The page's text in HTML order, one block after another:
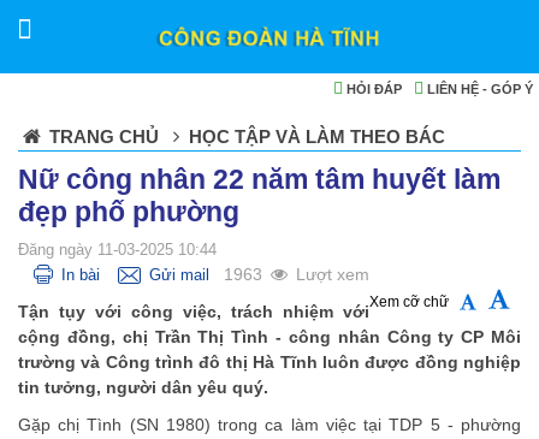
LIÊN HỆ - GÓP Ý
HỎI ĐÁP
TRANG CHỦ HỌC TẬP VÀ LÀM THEO BÁC
Nữ công nhân 22 năm tâm huyết làm
đẹp phố phường
Đăng ngày 11-03-2025 10:44
In bài
Gửi mail 1963 Lượt xem
Xem cỡ chữ
Tận tụy với công việc, trách nhiệm với
cộng đồng, chị Trần Thị Tình - công nhân Công ty CP Môi
trường và Công trình đô thị Hà Tĩnh luôn được đồng nghiệp
tin tưởng, người dân yêu quý.
Gặp chị Tình (SN 1980) trong ca làm việc tại TDP 5 - phường